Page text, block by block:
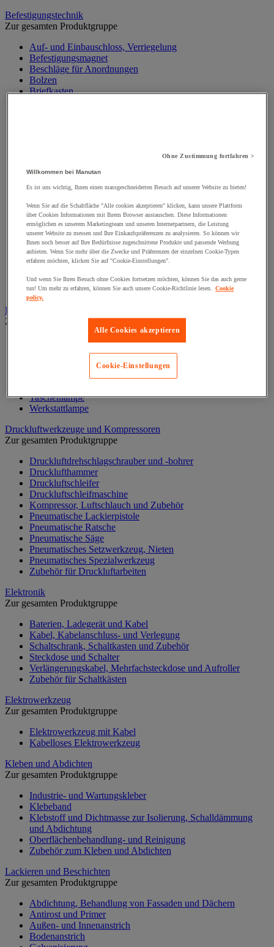
Befestigungstechnik
Zur gesamten Produktgruppe
Auf- und Einbauschloss, Verriegelung
Befestigungsmagnet
Beschläge für Anordnungen
Bolzen
Briefkasten
Scharniere
Schraube
Schraubstange
Spitzen, Nägel und Heftklammern
Stifte und Dübel
Tür-, Fenster- und Möbelgriff
Türbänder und-Türangeln
Unterlegscheiben
Verbindungsstück, Einlage, Feder und Gewindeeinsatz
Vibrationsschutz
Zubehör für Türen, Fenster und Tore
Beleuchtung
Zur gesamten Produktgruppe
Baustellenscheinwerfer
Innen- und Außenbeleuchtung
Taschenlampe
Werkstattlampe
Druckluftwerkzeuge und Kompressoren
Zur gesamten Produktgruppe
Druckluftdrehschlagschrauber und -bohrer
Drucklufthammer
Druckluftschleifer
Druckluftschleifmaschine
Kompressor, Luftschlauch und Zubehör
Pneumatische Lackierpistole
Pneumatische Ratsche
Pneumatische Säge
Pneumatisches Setzwerkzeug, Nieten
Pneumatisches Spezialwerkzeug
Zubehör für Druckluftarbeiten
Elektronik
Zur gesamten Produktgruppe
Baterien, Ladegerät und Kabel
Kabel, Kabelanschluss- und Verlegung
Schaltschrank, Schaltkasten und Zubehör
Steckdose und Schalter
Verlängerungskabel, Mehrfachsteckdose und Aufroller
Zubehör für Schaltkästen
Elektrowerkzeug
Zur gesamten Produktgruppe
Elektrowerkzeug mit Kabel
Kabelloses Elektrowerkzeug
Kleben und Abdichten
Zur gesamten Produktgruppe
Industrie- und Wartungskleber
Klebeband
Klebstoff und Dichtmasse zur Isolierung, Schalldämmung
und Abdichtung
Oberflächenbehandlung- und Reinigung
Zubehör zum Kleben und Abdichten
Lackieren und Beschichten
Zur gesamten Produktgruppe
Abdichtung, Behandlung von Fassaden und Dächern
Antirost und Primer
Außen- und Innenanstrich
Bodenanstrich
Ohne Zustimmung fortfahren >
Willkommen bei Manutan
Es ist uns wichtig, Ihnen einen massgeschneiderten Besuch auf unserer Website zu bieten!
Wenn Sie auf die Schaltfläche "Alle cookies akzeptieren" klicken, kann unsere Plattform
über Cookies Informationen mit Ihrem Browser austauschen. Diese Informationen
ermöglichen es unserem Marketingteam und unseren Internetpartnern, die Leistung
unserer Website zu messen und Ihre Einkaufspräferenzen zu analysieren. So können wir
Ihnen noch besser auf Ihre Bedürfnisse zugeschnittene Produkte und passende Werbung
anbieten. Wenn Sie mehr über die Zwecke und Präferenzen der einzelnen Cookie-Typen
erfahren möchten, klicken Sie auf "Cookie-Einstellungen".
Und wenn Sie Ihren Besuch ohne Cookies fortsetzen möchten, können Sie das auch gerne
tun! Um mehr zu erfahren, können Sie auch unsere Cookie-Richtlinie lesen.
Cookie
policy.
Alle Cookies akzeptieren
Cookie-Einstellungen